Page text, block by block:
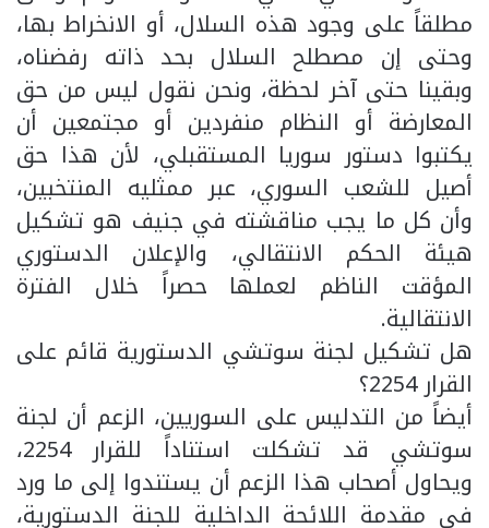
مطلقاً على وجود هذه السلال، أو الانخراط بها،
وحتى إن مصطلح السلال بحد ذاته رفضناه،
وبقينا حتى آخر لحظة، ونحن نقول ليس من حق
المعارضة أو النظام منفردين أو مجتمعين أن
يكتبوا دستور سوريا المستقبلي، لأن هذا حق
أصيل للشعب السوري، عبر ممثليه المنتخبين،
وأن كل ما يجب مناقشته في جنيف هو تشكيل
هيئة الحكم الانتقالي، والإعلان الدستوري
المؤقت الناظم لعملها حصراً خلال الفترة
الانتقالية.
هل تشكيل لجنة سوتشي الدستورية قائم على
القرار 2254؟
أيضاً من التدليس على السوريين، الزعم أن لجنة
سوتشي قد تشكلت استناداً للقرار 2254،
ويحاول أصحاب هذا الزعم أن يستندوا إلى ما ورد
في مقدمة اللائحة الداخلية للجنة الدستورية،